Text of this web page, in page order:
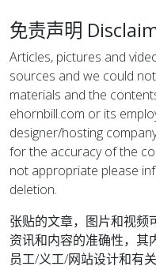
免责声明
Articles, pictures and
sources and we could
materials and the
ehornbill.com or its
designer/hosting
for the accuracy of the
not appropriate please
deletion.
张贴的文章，图片和视频
资讯和内容的准确性，其
员工/义工/网站设计和有